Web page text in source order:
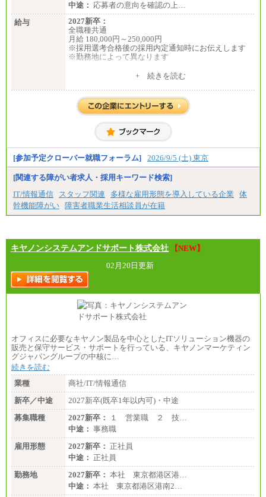
中途： 応募者の意向を確認の上…
給与
2027新卒：
全職種共通
月給 180,000円～250,000円
※採用選考合格後の採用内定通知時にお伝えします
※勤務地によって異なります
月給 200,000円～250,000円
入社時の処遇は経験・能力を考慮の上、当社規程に
より決定します。
お伝えします。
+ 続きを読む
[参加予定クローバー就職フォーラム] 2026/9/5 (土) 東京
[関連する障がい者求人・採用キーワード検索]
IT/情報通信
スタッフ関連 多様な雇用形態を導入している企業
体
幹機能障がい 障害者職業生活相談員が在籍
キヤノンシステムアンドサポート株式会社
【NEW】
02月20日更新
オフィスに必要なキヤノン製品を中心としたITソリューション機器の
販売と保守サービス・サポートを行っている、キヤノンマーケティン
グジャパングループの中核に…
続きを読む
業種
商社/IT/情報通信
新卒／中途
2027新卒(既卒1年以内可)・中途
募集職種
2027新卒：
１ 営業職 ２ 技…
中途： 事務職
雇用形態
2027新卒： 正社員
中途： 正社員
勤務地
2027新卒： 本社 東京都港区港…
中途： 本社 東京都港区港南2…